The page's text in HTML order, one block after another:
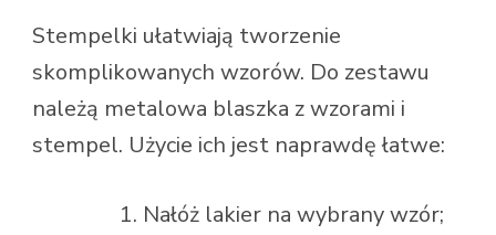
Stempelki ułatwiają tworzenie
skomplikowanych wzorów. Do zestawu
należą metalowa blaszka z wzorami i
stempel. Użycie ich jest naprawdę łatwe:
Nałóż lakier na wybrany wzór;